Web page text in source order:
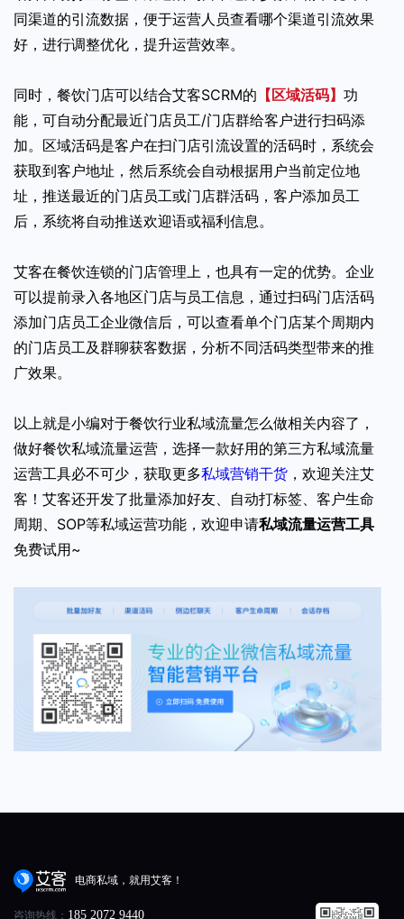
同渠道的引流数据，便于运营人员查看哪个渠道引流效果
好，进行调整优化，提升运营效率。
同时，餐饮门店可以结合艾客SCRM的 【区域活码】 功
能，可自动分配最近门店员工/门店群给客户进行扫码添
加。区域活码是客户在扫门店引流设置的活码时，系统会
获取到客户地址，然后系统会自动根据用户当前定位地
址，推送最近的门店员工或门店群活码，客户添加员工
后，系统将自动推送欢迎语或福利信息。
艾客在餐饮连锁的门店管理上，也具有一定的优势。企业
可以提前录入各地区门店与员工信息，通过扫码门店活码
添加门店员工企业微信后，可以查看单个门店某个周期内
的门店员工及群聊获客数据，分析不同活码类型带来的推
广效果。
以上就是小编对于餐饮行业私域流量怎么做相关内容了，
做好餐饮私域流量运营，选择一款好用的第三方私域流量
运营工具必不可少，获取更多私域营销干货 ，欢迎关注艾
客！艾客还开发了批量添加好友、自动打标签、客户生命
周期、SOP等私域运营功能，欢迎申请私域流量运营工具
免费试用~
电商私域，就用艾客！
咨询热线： 185 2072 9440